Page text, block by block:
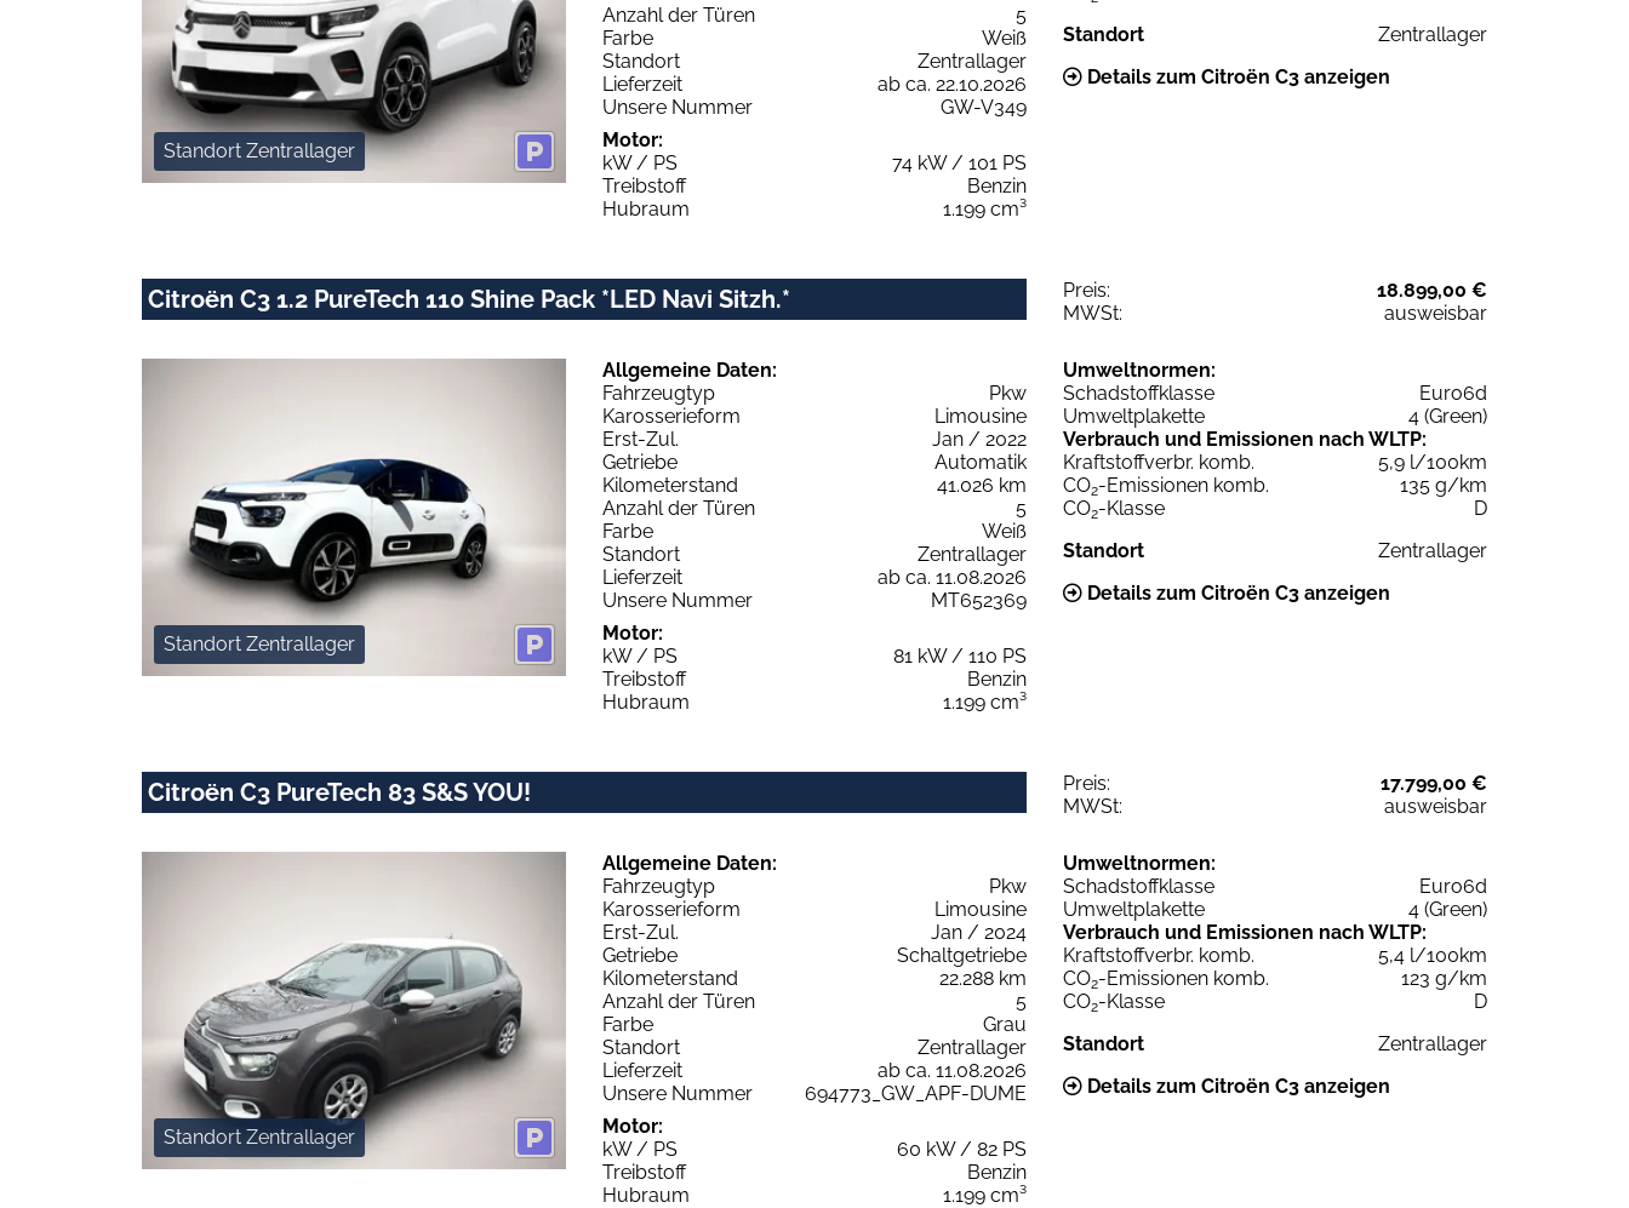
Standort Zentrallager
Anzahl der Türen
5
Farbe
Weiß
Standort
Zentrallager
Lieferzeit
ab ca. 22.10.2026
Unsere Nummer
GW-V349
Motor:
kW / PS
74 kW / 101 PS
Treibstoff
Benzin
Hubraum
1.199 cm³
Standort
Zentrallager
Details zum Citroën C3 anzeigen
Citroën C3 1.2 PureTech 110 Shine Pack *LED Navi Sitzh.* Preis:
18.899,00 €
MWSt:
ausweisbar
Standort Zentrallager
Allgemeine Daten:
Fahrzeugtyp
Pkw
Karosserieform
Limousine
Erst-Zul.
Jan / 2022
Getriebe
Automatik
Kilometerstand
41.026 km
Anzahl der Türen
5
Farbe
Weiß
Standort
Zentrallager
Lieferzeit
ab ca. 11.08.2026
Unsere Nummer
MT652369
Motor:
kW / PS
81 kW / 110 PS
Treibstoff
Benzin
Hubraum
1.199 cm³
Umweltnormen:
Schadstoffklasse
Euro6d
Umweltplakette
4 (Green)
Verbrauch und Emissionen nach WLTP:
Kraftstoffverbr. komb.
5,9 l/100km
CO2-Emissionen komb.
135 g/km
CO2-Klasse
D
Standort
Zentrallager
Details zum Citroën C3 anzeigen
Citroën C3 PureTech 83 S&S YOU! Preis:
17.799,00 €
MWSt:
ausweisbar
Standort Zentrallager
Allgemeine Daten:
Fahrzeugtyp
Pkw
Karosserieform
Limousine
Erst-Zul.
Jan / 2024
Getriebe
Schaltgetriebe
Kilometerstand
22.288 km
Anzahl der Türen
5
Farbe
Grau
Standort
Zentrallager
Lieferzeit
ab ca. 11.08.2026
Unsere Nummer
694773_GW_APF-DUME
Motor:
kW / PS
60 kW / 82 PS
Treibstoff
Benzin
Hubraum
1.199 cm³
Umweltnormen:
Schadstoffklasse
Euro6d
Umweltplakette
4 (Green)
Verbrauch und Emissionen nach WLTP:
Kraftstoffverbr. komb.
5,4 l/100km
CO2-Emissionen komb.
123 g/km
CO2-Klasse
D
Standort
Zentrallager
Details zum Citroën C3 anzeigen